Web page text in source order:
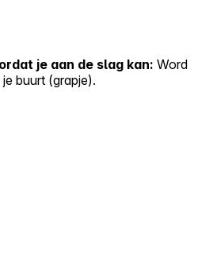
je aan de slag kan: Word
buurt (grapje).